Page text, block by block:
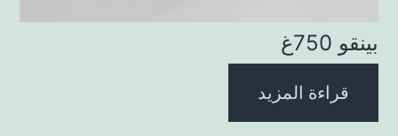
بينقو 750غ
قراءة المزيد